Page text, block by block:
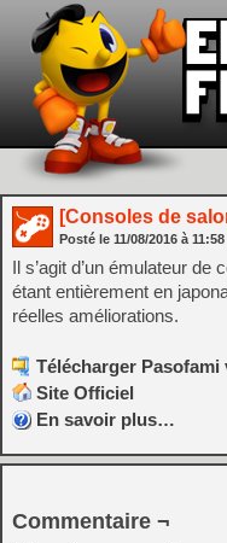
[Consoles de
Posté le 11/08/2016 à 11:58
Il s’agit d’un émulateur
étant entièrement en
réelles améliorations.
Télécharger Pasofami
Site Officiel
En savoir plus…
Commentaire ¬